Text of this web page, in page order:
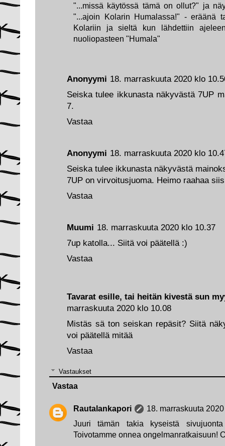
Tavarat esille, tai heitän kivestä sun
marraskuuta 2020 klo 10.08
Mistäs sä ton seiskan repäsit? Siitä
voi päätellä mitää
Vastaa
Vastaukset
Rautalankapori
18. marraskuuta
Juuri tämän takia kyseistä
Toivotamme onnea ongelmanratkaisuun!
Vastaa
Muumi 18. marraskuuta 2020 klo 10.37
7up katolla... Siitä voi päätellä :)
Vastaa
Anonyymi 18. marraskuuta 2020 klo
Seiska tulee ikkunasta näkyvästä
7UP on virvoitusjuoma. Heimo raahaa
Vastaa
Anonyymi 18. marraskuuta 2020 klo
Seiska tulee ikkunasta näkyvästä 7UP
7.
Vastaa
"...missä käytössä tämä on ollut?" ja
"...ajoin Kolarin Humalassa!" - eräänä
Kolariin ja sieltä kun lähdettiin
nuoliopasteen "Humala"